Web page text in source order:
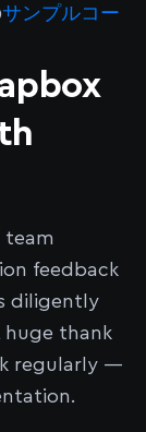
サンプルコー
team
feedback
diligently
huge thank
regularly —